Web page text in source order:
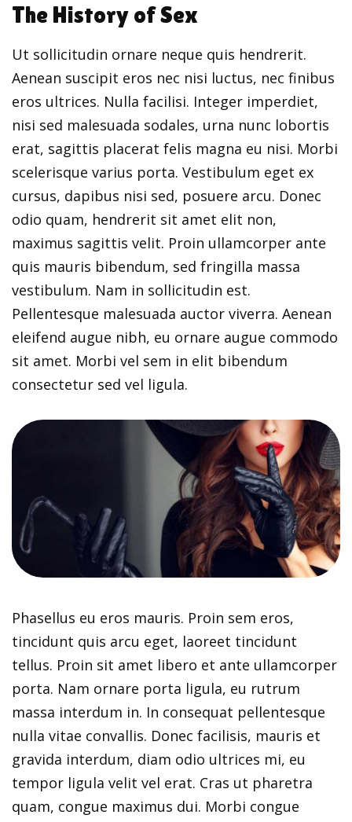
The History of Sex
Ut sollicitudin ornare neque quis hendrerit.
Aenean suscipit eros nec nisi luctus, nec finibus
eros ultrices. Nulla facilisi. Integer imperdiet,
nisi sed malesuada sodales, urna nunc lobortis
erat, sagittis placerat felis magna eu nisi. Morbi
scelerisque varius porta. Vestibulum eget ex
cursus, dapibus nisi sed, posuere arcu. Donec
odio quam, hendrerit sit amet elit non,
maximus sagittis velit. Proin ullamcorper ante
quis mauris bibendum, sed fringilla massa
vestibulum. Nam in sollicitudin est.
Pellentesque malesuada auctor viverra. Aenean
eleifend augue nibh, eu ornare augue commodo
sit amet. Morbi vel sem in elit bibendum
consectetur sed vel ligula.
Phasellus eu eros mauris. Proin sem eros,
tincidunt quis arcu eget, laoreet tincidunt
tellus. Proin sit amet libero et ante ullamcorper
porta. Nam ornare porta ligula, eu rutrum
massa interdum in. In consequat pellentesque
nulla vitae convallis. Donec facilisis, mauris et
gravida interdum, diam odio ultrices mi, eu
tempor ligula velit vel erat. Cras ut pharetra
quam, congue maximus dui. Morbi congue